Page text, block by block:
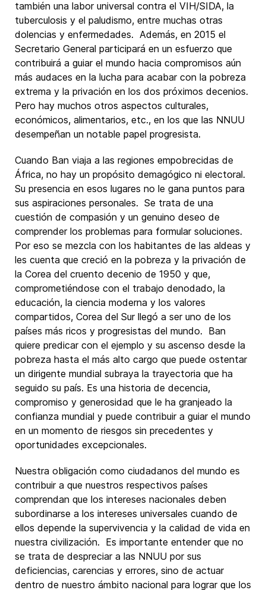
también una labor universal contra el VIH/SIDA, la
tuberculosis y el paludismo, entre muchas otras
dolencias y enfermedades. Además, en 2015 el
Secretario General participará en un esfuerzo que
contribuirá a guiar el mundo hacia compromisos aún
más audaces en la lucha para acabar con la pobreza
extrema y la privación en los dos próximos decenios.
Pero hay muchos otros aspectos culturales,
económicos, alimentarios, etc., en los que las NNUU
desempeñan un notable papel progresista.
Cuando Ban viaja a las regiones empobrecidas de
África, no hay un propósito demagógico ni electoral.
Su presencia en esos lugares no le gana puntos para
sus aspiraciones personales. Se trata de una
cuestión de compasión y un genuino deseo de
comprender los problemas para formular soluciones.
Por eso se mezcla con los habitantes de las aldeas y
les cuenta que creció en la pobreza y la privación de
la Corea del cruento decenio de 1950 y que,
comprometiéndose con el trabajo denodado, la
educación, la ciencia moderna y los valores
compartidos, Corea del Sur llegó a ser uno de los
países más ricos y progresistas del mundo. Ban
quiere predicar con el ejemplo y su ascenso desde la
pobreza hasta el más alto cargo que puede ostentar
un dirigente mundial subraya la trayectoria que ha
seguido su país. Es una historia de decencia,
compromiso y generosidad que le ha granjeado la
confianza mundial y puede contribuir a guiar el mundo
en un momento de riesgos sin precedentes y
oportunidades excepcionales.
Nuestra obligación como ciudadanos del mundo es
contribuir a que nuestros respectivos países
comprendan que los intereses nacionales deben
subordinarse a los intereses universales cuando de
ellos depende la supervivencia y la calidad de vida en
nuestra civilización. Es importante entender que no
se trata de despreciar a las NNUU por sus
deficiencias, carencias y errores, sino de actuar
dentro de nuestro ámbito nacional para lograr que los